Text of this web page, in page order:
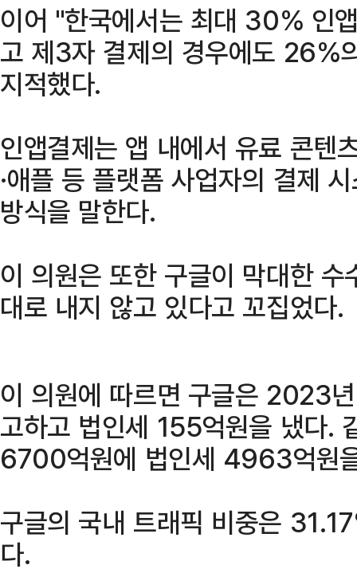
이어 "한국에서는 최대 30% 인
고 제3자 결제의 경우에도 26%
지적했다.
인앱결제는 앱 내에서 유료 콘텐
·애플 등 플랫폼 사업자의 결제
방식을 말한다.
이 의원은 또한 구글이 막대한
대로 내지 않고 있다고 꼬집었다.
이 의원에 따르면 구글은 2023
고하고 법인세 155억원을 냈다.
6700억원에 법인세 4963억원
구글의 국내 트래픽 비중은
다.